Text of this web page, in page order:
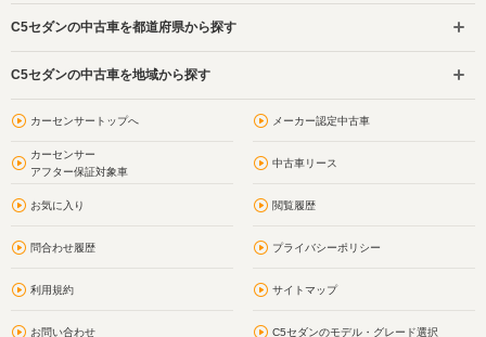
C5セダンの中古車を都道府県から探す
C5セダンの中古車を地域から探す
カーセンサートップへ メーカー認定中古車
カーセンサー
アフター保証対象車
中古車リース
お気に入り 閲覧履歴
問合わせ履歴 プライバシーポリシー
利用規約 サイトマップ
お問い合わせ C5セダンのモデル・グレード選択